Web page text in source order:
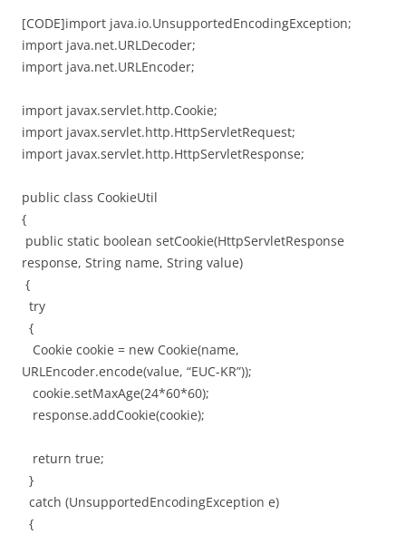
[CODE]import java.io.UnsupportedEncodingException;
import java.net.URLDecoder;
import java.net.URLEncoder;
import javax.servlet.http.Cookie;
import javax.servlet.http.HttpServletRequest;
import javax.servlet.http.HttpServletResponse;
public class CookieUtil
{
public static boolean setCookie(HttpServletResponse
response, String name, String value)
{
try
{
Cookie cookie = new Cookie(name,
URLEncoder.encode(value, “EUC-KR”));
cookie.setMaxAge(24*60*60);
response.addCookie(cookie);
return true;
}
catch (UnsupportedEncodingException e)
{